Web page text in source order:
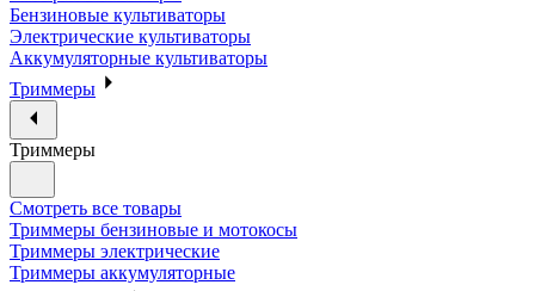
Бензиновые культиваторы
Электрические культиваторы
Аккумуляторные культиваторы
Триммеры
Триммеры
Смотреть все товары
Триммеры бензиновые и мотокосы
Триммеры электрические
Триммеры аккумуляторные